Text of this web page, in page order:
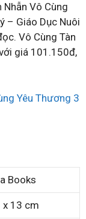
Nhẫn Vô Cùng
– Giáo Dục Nuôi
Vô Cùng Tàn
giá 101.150đ,
Yêu Thương 3
Books
x 13 cm